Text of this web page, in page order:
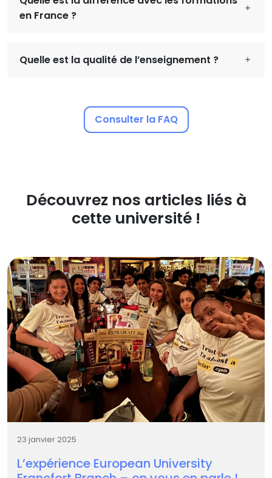
en France ?
Quelle est la qualité de l’enseignement ?
Consulter la FAQ
Découvrez nos articles liés à
cette université !
23 janvier 2025
L’expérience European University